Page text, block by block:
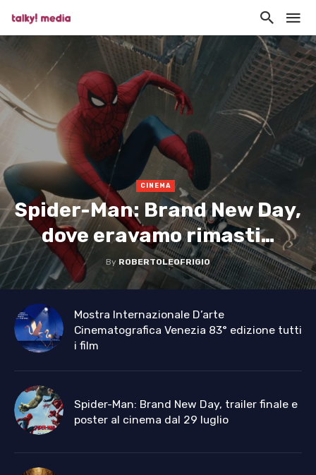
CINEMA
Spider-Man: Brand New Day,
dove eravamo rimasti…
By ROBERTOLEOFRIGIO
Mostra Internazionale D’arte
Cinematografica Venezia 83° edizione tutti
i film
Spider-Man: Brand New Day, trailer finale e
poster al cinema dal 29 luglio